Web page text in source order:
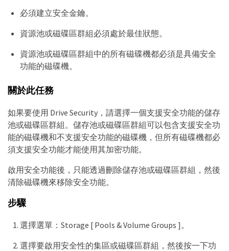
必須建立安全金鑰。
資源池或磁碟區群組必須處於最佳狀態。
資源池或磁碟區群組中的所有磁碟機都必須是具備安全
功能的磁碟機。
關於此任務
如果要使用 Drive Security，請選擇一個支援安全功能的儲存
池或磁碟區群組。儲存池或磁碟區群組可以包含支援安全功
能的磁碟機和不支援安全功能的磁碟機，但所有磁碟機都必
須支援安全功能才能使用其加密功能。
啟用安全功能後，只能透過刪除儲存池或磁碟區群組，然後
清除磁碟機來移除安全功能。
步驟
選擇選單：Storage [ Pools & Volume Groups ]。
選擇要啟用安全性的集區或磁碟區群組，然後按一下功